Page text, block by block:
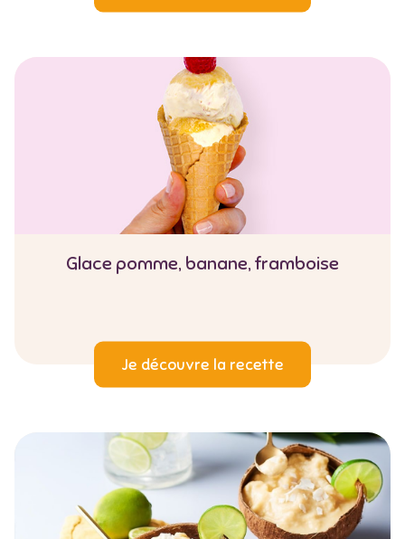
Glace pomme, banane, framboise
Je découvre la recette